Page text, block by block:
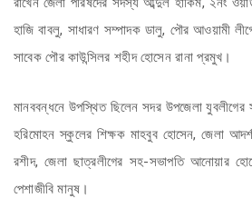
হাজি বাবলু, সাধারণ সম্পাদক ডালু, পৌর আওয়ামী
সাবেক পৌর কাউন্সিলর শহীদ হোসেন রানা প্রমুখ।
মানববন্ধনে উপস্থিত ছিলেন সদর উপজেলা
হরিমোহন স্কুলের শিক্ষক মাহবুব হোসেন, জেলা
রশীদ, জেলা ছাত্রলীগের সহ-সভাপতি আনোয়ার
পেশাজীবি মানুষ।